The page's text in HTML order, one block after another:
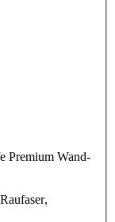
Premium Wand-
,